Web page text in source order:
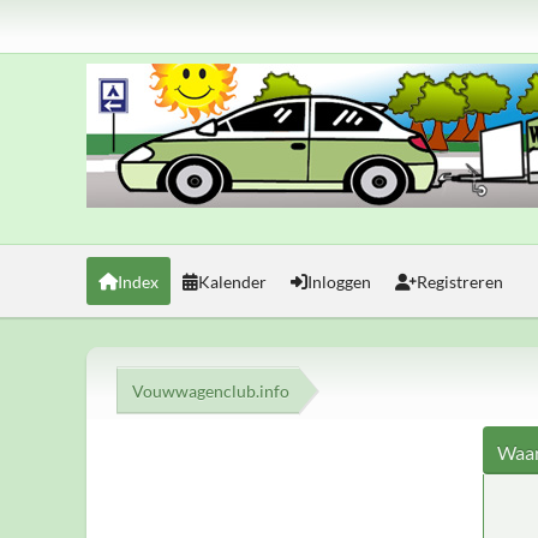
Index Kalender Inloggen Registreren
Vouwwagenclub.info